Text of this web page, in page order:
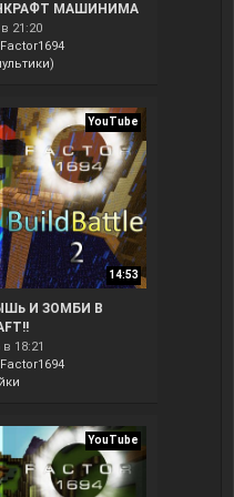
МАШИНИМА
21:20
Factor1694
YouTube
14:53
И ЗОМБИ В
18:21
Factor1694
YouTube